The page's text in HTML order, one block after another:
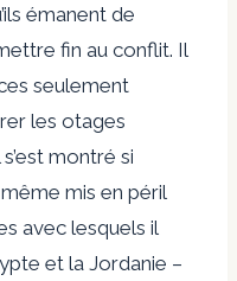
émanent de
fin au conflit. Il
seulement
les otages
montré si
mis en péril
avec lesquels il
et la Jordanie –